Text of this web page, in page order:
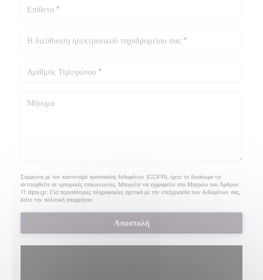
Σύμφωνα με τον κανονισμό προστασίας δεδομένων (GDPR), έχετε το δικαίωμα να
αντιταχθείτε σε εμπορικές επικοινωνίες. Μπορείτε να εγγραφείτε στο Μητρώο του Άρθρου
11: dpa.gr. Για περισσότερες πληροφορίες σχετικά με την επεξεργασία των δεδομένων σας,
δείτε την πολιτική απορρήτου.